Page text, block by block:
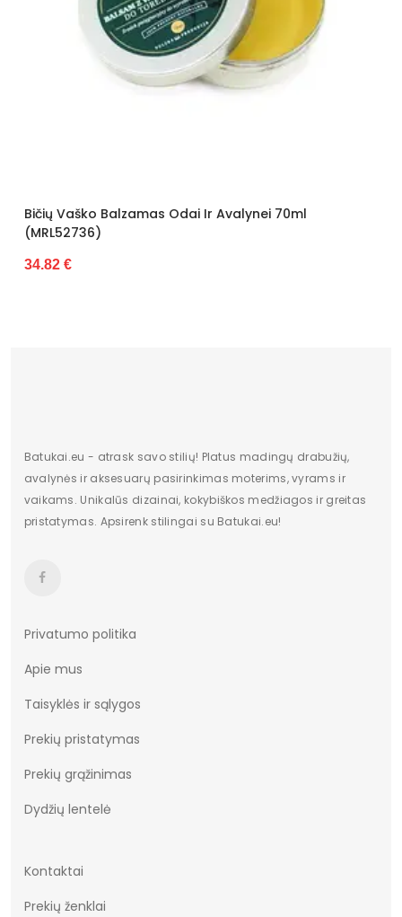
Vaško Balzamas Odai Ir Avalynei 70ml
€
Batukai.eu - atrask savo stilių! Platus madingų drabužių,
avalynės ir aksesuarų pasirinkimas moterims, vyrams ir
vaikams. Unikalūs dizainai, kokybiškos medžiagos ir greitas
pristatymas. Apsirenk stilingai su Batukai.eu!
Privatumo politika
Apie mus
Taisyklės ir sąlygos
Prekių pristatymas
Prekių grąžinimas
Dydžių lentelė
Kontaktai
Prekių ženklai